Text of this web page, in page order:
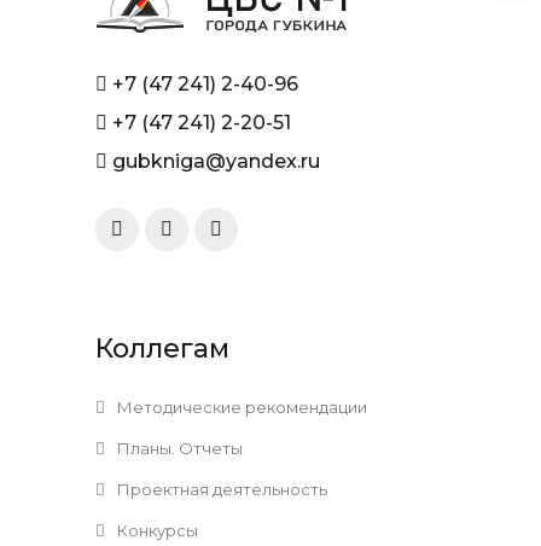
+7 (47 241) 2-40-96
+7 (47 241) 2-20-51
gubkniga@yandex.ru
Коллегам
Методические рекомендации
Планы. Отчеты
Проектная деятельность
Конкурсы